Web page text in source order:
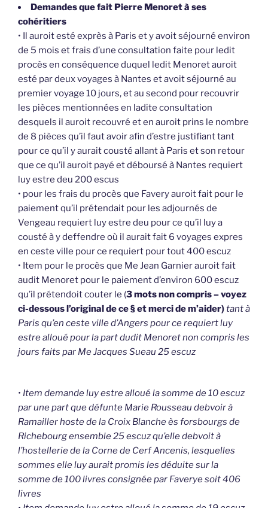
Demandes que fait Pierre Menoret à ses
cohéritiers
• Il auroit esté exprès à Paris et y avoit séjourné environ
de 5 mois et frais d’une consultation faite pour ledit
procès en conséquence duquel ledit Menoret auroit
esté par deux voyages à Nantes et avoit séjourné au
premier voyage 10 jours, et au second pour recouvrir
les pièces mentionnées en ladite consultation
desquels il auroit recouvré et en auroit prins le nombre
de 8 pièces qu’il faut avoir afin d’estre justifiant tant
pour ce qu’il y aurait cousté allant à Paris et son retour
que ce qu’il auroit payé et déboursé à Nantes requiert
luy estre deu 200 escus
• pour les frais du procès que Favery auroit fait pour le
paiement qu’il prétendait pour les adjournés de
Vengeau requiert luy estre deu pour ce qu’il luy a
cousté à y deffendre où il aurait fait 6 voyages expres
en ceste ville pour ce requiert pour tout 400 escuz
• Item pour le procès que Me Jean Garnier auroit fait
audit Menoret pour le paiement d’environ 600 escuz
qu’il prétendoit couter le (3 mots non compris – voyez
ci-dessous l’original de ce § et merci de m’aider)tant à
Paris qu’en ceste ville d’Angers pour ce requiert luy
estre alloué pour la part dudit Menoret non compris les
jours faits par Me Jacques Sueau 25 escuz
• Item demande luy estre alloué la somme de 10 escuz
par une part que défunte Marie Rousseau debvoir à
Ramailler hoste de la Croix Blanche ès forsbourgs de
Richebourg ensemble 25 escuz qu’elle debvoit à
l’hostellerie de la Corne de Cerf Ancenis, lesquelles
sommes elle luy aurait promis les déduite sur la
somme de 100 livres consignée par Faverye soit 406
livres